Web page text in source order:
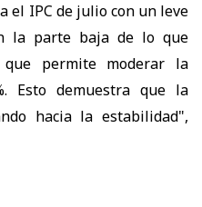
el IPC de julio con un leve
la parte baja de lo que
permite moderar la
Esto demuestra que la
hacia la estabilidad",